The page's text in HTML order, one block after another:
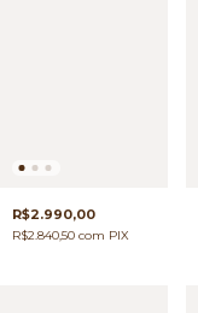
R$2.990,00
R$2.840,50 com PIX